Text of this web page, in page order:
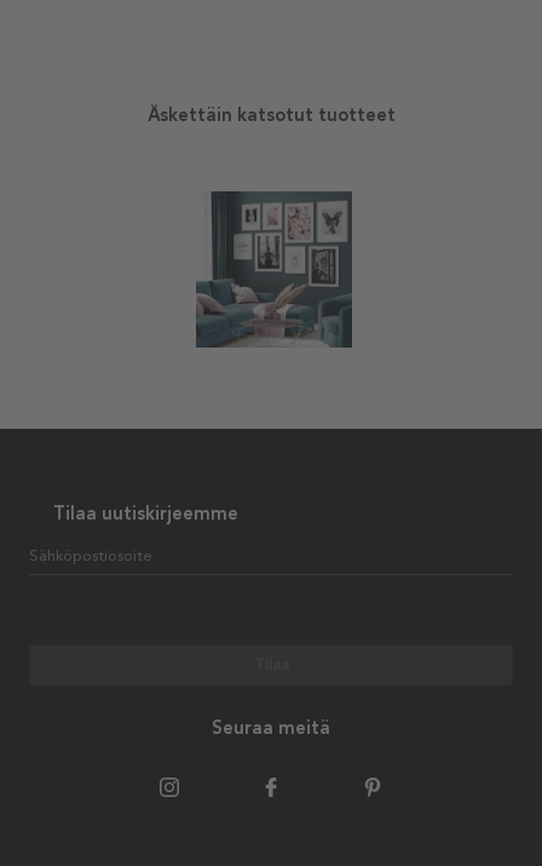
Äskettäin katsotut tuotteet
Tilaa uutiskirjeemme
Sähköpostiosoite
Seuraa meitä